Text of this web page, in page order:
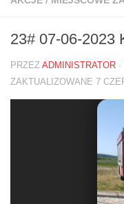
23# 07-06-2023
PRZEZ ADMINISTRATOR
ZAKTUALIZOWANE 7